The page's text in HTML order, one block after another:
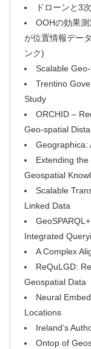
ドローンと3
OOHの効果
が位置情報デー
ンク)
Scalable
Trentino
Study
ORCHID –
Geo-spatial
Geographica:
Extending
Geospatial
Scalable
Linked Data
Integrated
A Complex
ReQuLGD:
Geospatial Data
Neural
Locations
Ireland’s
Ontop of